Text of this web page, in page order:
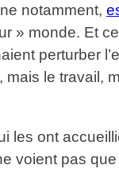
notamment,
» monde. Et
perturber
le travail,
les ont
pas